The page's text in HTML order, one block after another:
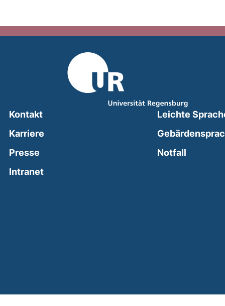
Kontakt
Karriere
Presse
Intranet(external link, opens in a new window)
Leichte
Notfall